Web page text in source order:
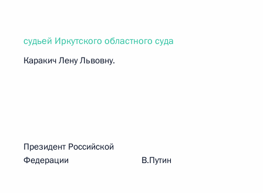
судьей Иркутского областного суда
Каракич Лену Львовну.
Президент Российской
Федерации В.Путин